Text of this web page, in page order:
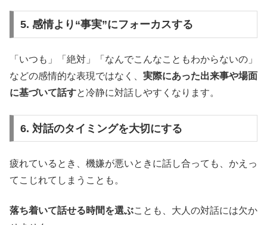
5. 感情より“事実”にフォーカスする
「いつも」「絶対」「なんでこんなこともわからないの」
などの感情的な表現ではなく、 実際にあった出来事や場面
に基づいて話すと冷静に対話しやすくなります。
6. 対話のタイミングを大切にする
疲れているとき、機嫌が悪いときに話し合っても、かえっ
てこじれてしまうことも。
落ち着いて話せる時間を選ぶことも、大人の対話には欠か